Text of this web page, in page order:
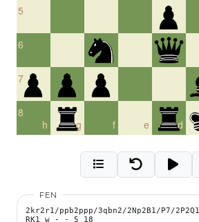
5
6
7
h
8
g
f e d
FEN